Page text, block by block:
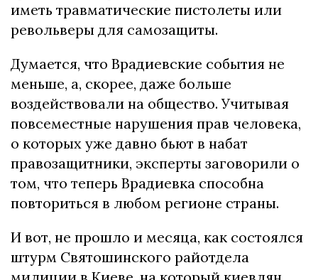
иметь травматические пистолеты или
револьверы для самозащиты.
Думается, что Врадиевские события не
меньше, а, скорее, даже больше
воздействовали на общество. Учитывая
повсеместные нарушения прав человека,
о которых уже давно бьют в набат
правозащитники, эксперты заговорили о
том, что теперь Врадиевка способна
повториться в любом регионе страны.
И вот, не прошло и месяца, как состоялся
штурм Святошинского райотдела